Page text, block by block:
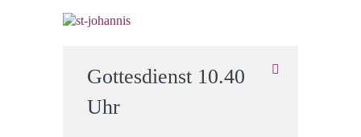
Gottesdienst 10.40
Uhr